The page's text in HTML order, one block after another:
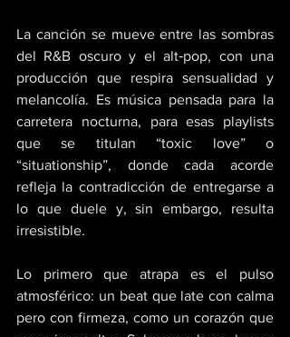
La canción se mueve entre las sombras
del R&B oscuro y el alt‑pop, con una
producción que respira sensualidad y
melancolía. Es música pensada para la
carretera nocturna, para esas playlists
que se titulan “toxic love” o
“situationship”, donde cada acorde
refleja la contradicción de entregarse a
lo que duele y, sin embargo, resulta
irresistible.
Lo primero que atrapa es el pulso
atmosférico: un beat que late con calma
pero con firmeza, como un corazón que